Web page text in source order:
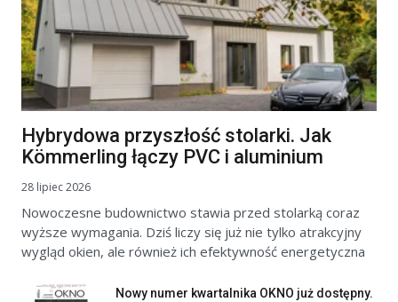
Hybrydowa przyszłość stolarki. Jak
Kömmerling łączy PVC i aluminium
28 lipiec 2026
Nowoczesne budownictwo stawia przed stolarką coraz
wyższe wymagania. Dziś liczy się już nie tylko atrakcyjny
wygląd okien, ale również ich efektywność energetyczna
Nowy numer kwartalnika OKNO już dostępny.